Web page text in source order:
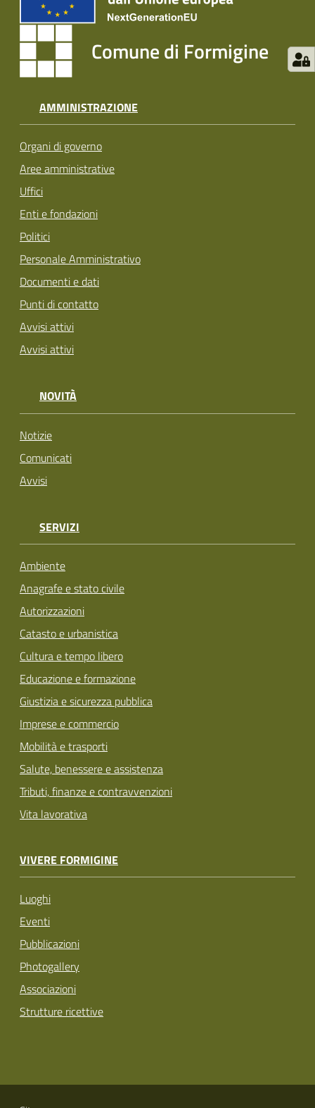
Comune di Formigine
AMMINISTRAZIONE
Organi di governo
Aree amministrative
Uffici
Enti e fondazioni
Politici
Personale Amministrativo
Documenti e dati
Punti di contatto
Avvisi attivi
Avvisi attivi
NOVITÀ
Notizie
Comunicati
Avvisi
SERVIZI
Ambiente
Anagrafe e stato civile
Autorizzazioni
Catasto e urbanistica
Cultura e tempo libero
Educazione e formazione
Giustizia e sicurezza pubblica
Imprese e commercio
Mobilità e trasporti
Salute, benessere e assistenza
Tributi, finanze e contravvenzioni
Vita lavorativa
VIVERE FORMIGINE
Luoghi
Eventi
Pubblicazioni
Photogallery
Associazioni
Strutture ricettive